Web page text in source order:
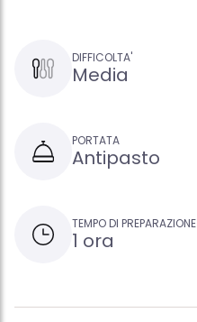
DIFFICOLTA'
Media
PORTATA
Antipasto
TEMPO DI PREPARAZIONE
1 ora